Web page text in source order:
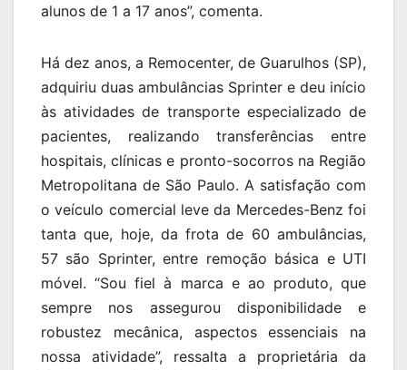
alunos de 1 a 17 anos”, comenta.
Há dez anos, a Remocenter, de Guarulhos (SP),
adquiriu duas ambulâncias Sprinter e deu início
às atividades de transporte especializado de
pacientes, realizando transferências entre
hospitais, clínicas e pronto-socorros na Região
Metropolitana de São Paulo. A satisfação com
o veículo comercial leve da Mercedes-Benz foi
tanta que, hoje, da frota de 60 ambulâncias,
57 são Sprinter, entre remoção básica e UTI
móvel. “Sou fiel à marca e ao produto, que
sempre nos assegurou disponibilidade e
robustez mecânica, aspectos essenciais na
nossa atividade”, ressalta a proprietária da